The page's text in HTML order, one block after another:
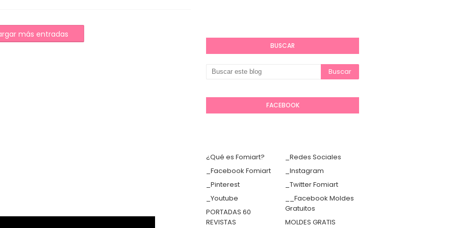
más entradas
BUSCAR
FACEBOOK
¿Qué es Fomiart?
_Redes Sociales
_Facebook Fomiart
_Instagram
_Pinterest
_Twitter Fomiart
_Youtube
__Facebook Moldes
Gratuitos
PORTADAS 60
REVISTAS
MOLDES GRATIS